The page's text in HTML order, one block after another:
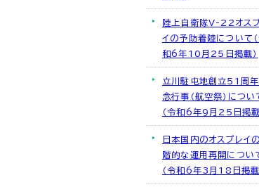
陸上自衛隊V-22オス
イの予防着陸について
和6年10月25日掲載）
立川駐屯地創立51周年
念行事（航空祭）につい
（令和6年9月25日掲載
日本国内のオスプレイ
階的な運用再開につい
（令和6年3月18日掲載